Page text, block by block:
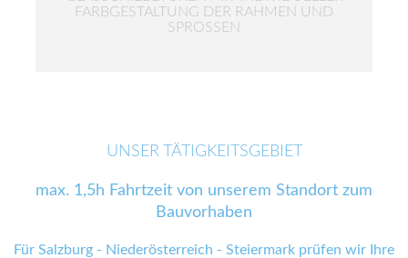
FARBGESTALTUNG DER RAHMEN UND
SPROSSEN
UNSER TÄTIGKEITSGEBIET
max. 1,5h Fahrtzeit von unserem Standort zum
Bauvorhaben
Für Salzburg - Niederösterreich - Steiermark prüfen wir Ihre